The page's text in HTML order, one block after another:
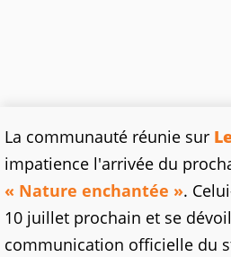
La communauté réunie sur
impatience l'arrivée du
« Nature enchantée ».
10 juillet prochain et se
communication officielle du